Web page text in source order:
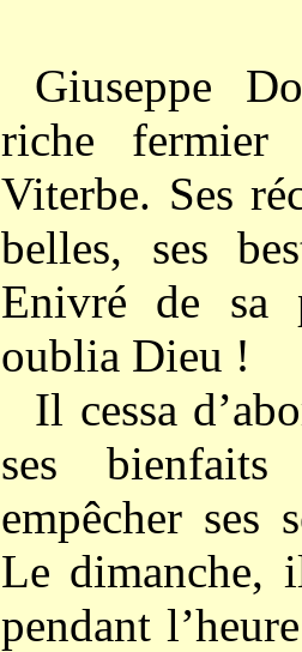
Giuseppe
riche
Viterbe. Ses
belles, ses
Enivré de sa
oublia Dieu !
Il cessa
ses
empêcher ses
Le dimanche,
pendant